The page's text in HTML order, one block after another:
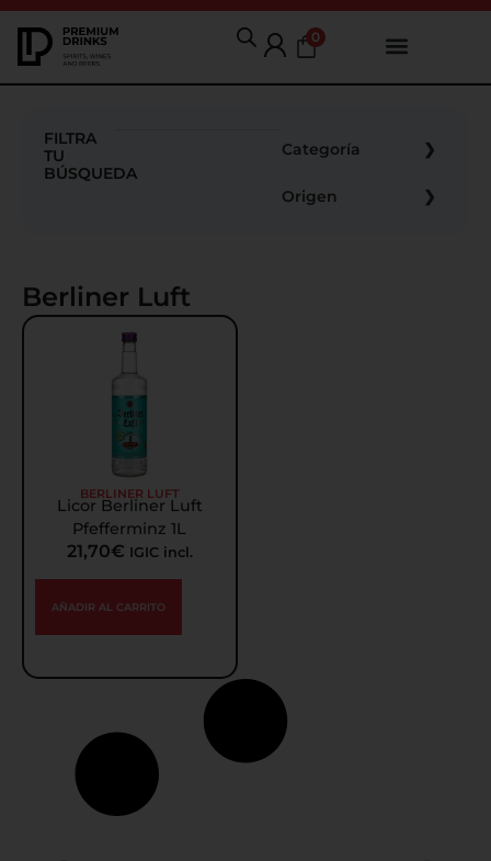
0
FILTRA
TU
BÚSQUEDA
Categoría
Origen
Berliner Luft
BERLINER LUFT
Licor Berliner Luft
Pfefferminz 1L
21,70€ IGIC incl.
AÑADIR AL CARRITO